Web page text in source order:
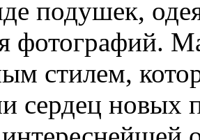
подушек,
фотографий.
стилем,
сердец новых